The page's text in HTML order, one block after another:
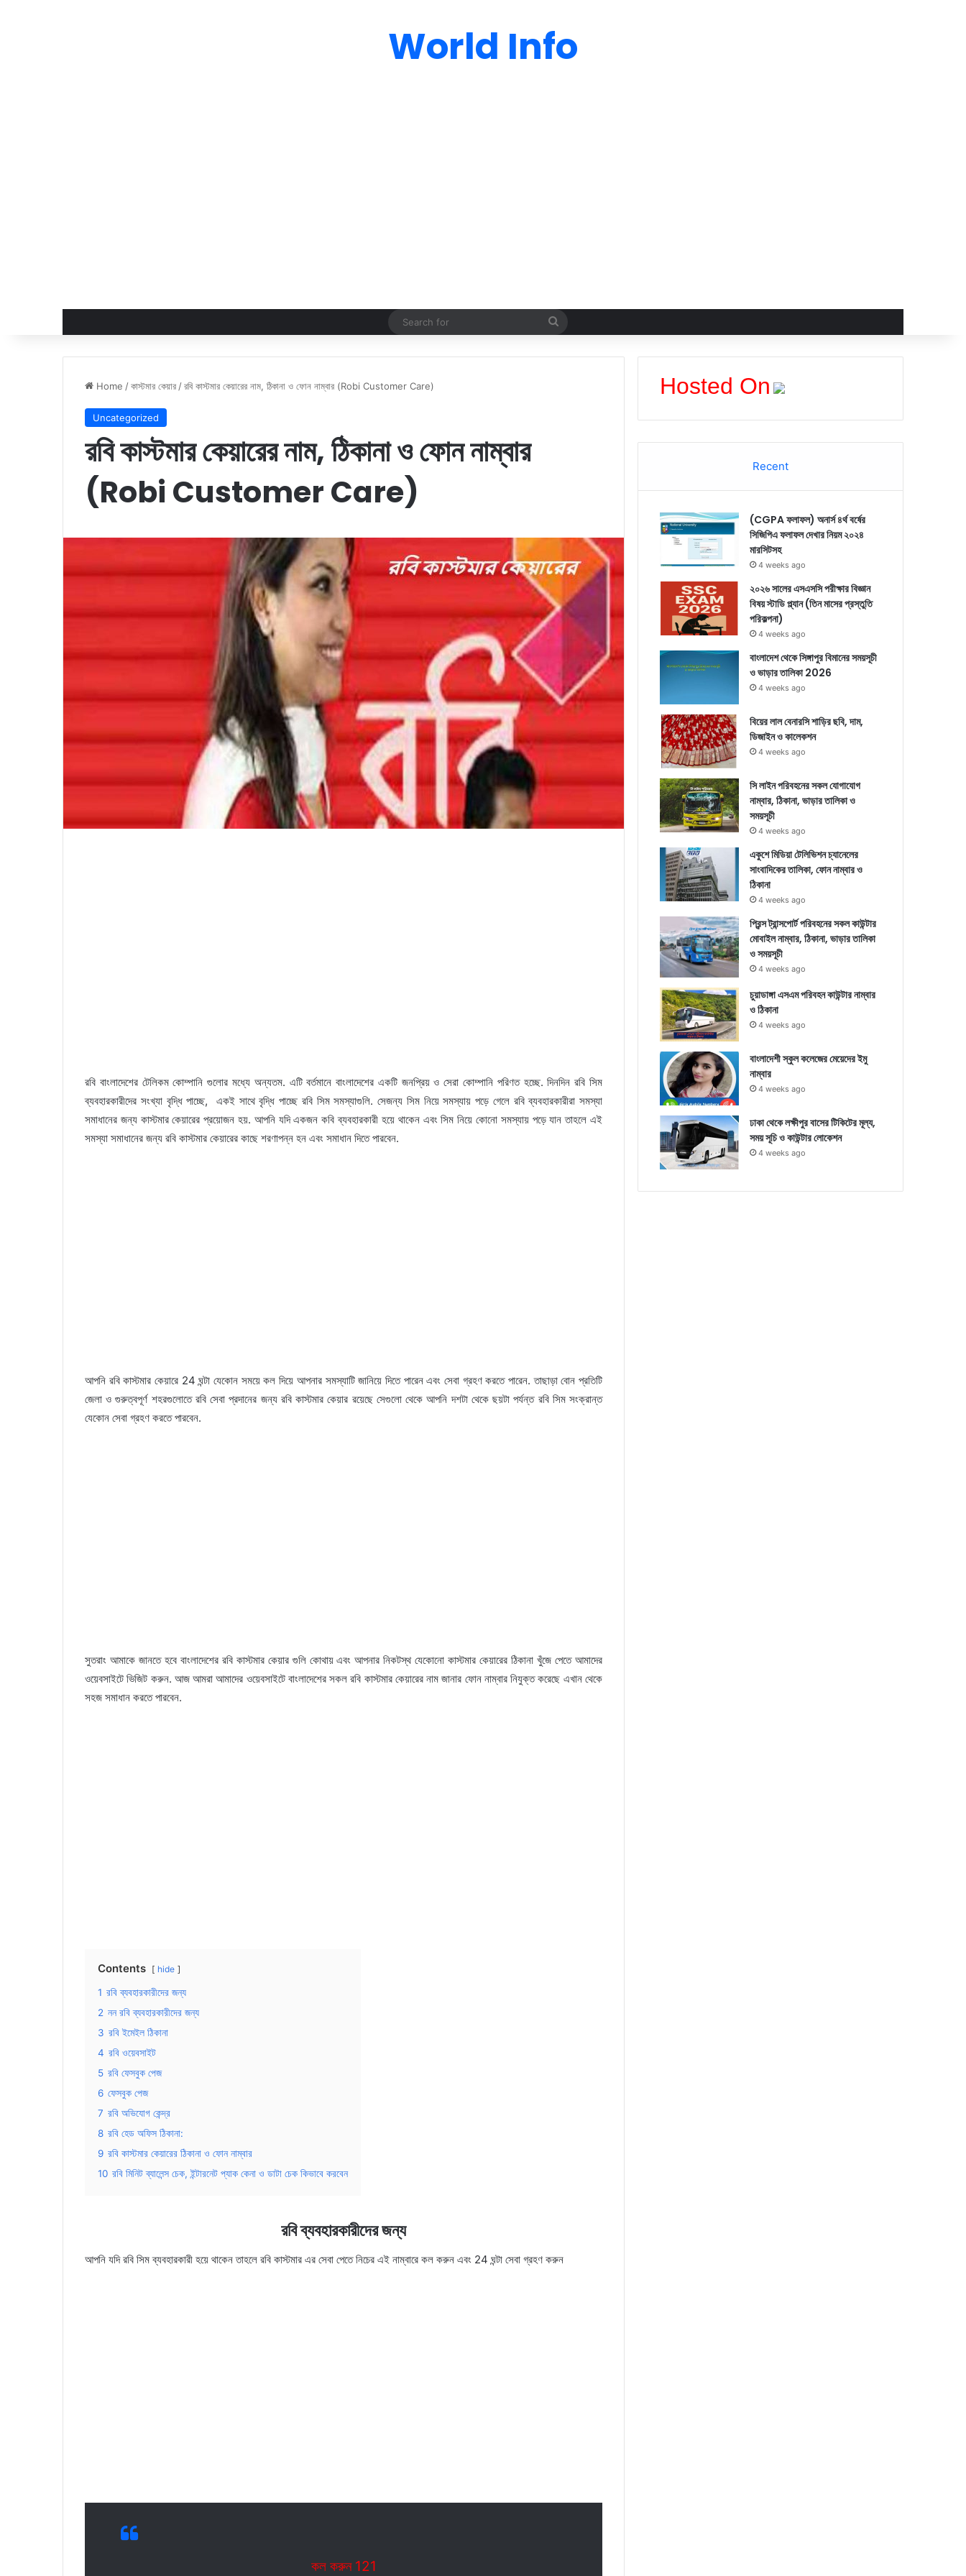
World Info
Search
Home /কাস্টমার কেয়ার /রবি কাস্টমার কেয়ারের নাম, ঠিকানা ও ফোন নাম্বার (Robi Customer Care)
Uncategorized
রবি কাস্টমার কেয়ারের নাম, ঠিকানা ও ফোন নাম্বার
(Robi Customer Care)
রবি বাংলাদেশের টেলিকম কোম্পানি গুলোর মধ্যে অন্যতম. এটি বর্তমানে বাংলাদেশের একটি জনপ্রিয় ও সেরা কোম্পানি পরিণত হচ্ছে. দিনদিন রবি সিম
ব্যবহারকারীদের সংখ্যা বৃদ্ধি পাচ্ছে, একই সাথে বৃদ্ধি পাচ্ছে রবি সিম সমস্যাগুলি. সেজন্য সিম নিয়ে সমস্যায় পড়ে গেলে রবি ব্যবহারকারীরা সমস্যা
সমাধানের জন্য কাস্টমার কেয়ারের প্রয়োজন হয়. আপনি যদি একজন কবি ব্যবহারকারী হয়ে থাকেন এবং সিম নিয়ে কোনো সমস্যায় পড়ে যান তাহলে এই
সমস্যা সমাধানের জন্য রবি কাস্টমার কেয়ারের কাছে শরণাপন্ন হন এবং সমাধান দিতে পারবেন.
আপনি রবি কাস্টমার কেয়ারে 24 ঘন্টা যেকোন সময়ে কল দিয়ে আপনার সমস্যাটি জানিয়ে দিতে পারেন এবং সেবা গ্রহণ করতে পারেন. তাছাড়া বোন প্রতিটি
জেলা ও গুরুত্বপূর্ণ শহরগুলোতে রবি সেবা প্রদানের জন্য রবি কাস্টমার কেয়ার রয়েছে সেগুলো থেকে আপনি দশটা থেকে ছয়টা পর্যন্ত রবি সিম সংক্রান্ত
যেকোন সেবা গ্রহণ করতে পারবেন.
সুতরাং আমাকে জানতে হবে বাংলাদেশের রবি কাস্টমার কেয়ার গুলি কোথায় এবং আপনার নিকটস্থ যেকোনো কাস্টমার কেয়ারের ঠিকানা খুঁজে পেতে আমাদের
ওয়েবসাইটে ভিজিট করুন. আজ আমরা আমাদের ওয়েবসাইটে বাংলাদেশের সকল রবি কাস্টমার কেয়ারের নাম জানার ফোন নাম্বার নিযুক্ত করেছে এখান থেকে
সহজ সমাধান করতে পারবেন.
Contents hide
1 রবি ব্যবহারকারীদের জন্য
2 নন রবি ব্যবহারকারীদের জন্য
3 রবি ইমেইল ঠিকানা
4 রবি ওয়েবসাইট
5 রবি ফেসবুক পেজ
6 ফেসবুক পেজ
7 রবি অভিযোগ কেন্দ্র
8 রবি হেড অফিস ঠিকানা:
9 রবি কাস্টমার কেয়ারের ঠিকানা ও ফোন নাম্বার
10 রবি মিনিট ব্যালেন্স চেক, ইন্টারনেট প্যাক কেনা ও ডাটা চেক কিভাবে করবেন
রবি ব্যবহারকারীদের জন্য
আপনি যদি রবি সিম ব্যবহারকারী হয়ে থাকেন তাহলে রবি কাস্টমার এর সেবা পেতে নিচের এই নাম্বারে কল করুন এবং 24 ঘন্টা সেবা গ্রহণ করুন
কল করুন 121
Hosted On
Recent
(CGPA ফলাফল) অনার্স ৪র্থ বর্ষের
সিজিপিএ ফলাফল দেখার নিয়ম ২০২৪
মারসিটসহ
4 weeks ago
২০২৬ সালের এসএসসি পরীক্ষার বিজ্ঞান
বিষয় স্টাডি প্ল্যান (তিন মাসের প্রস্তুতি
পরিকল্পনা)
4 weeks ago
বাংলাদেশ থেকে সিঙ্গাপুর বিমানের সময়সূচী
ও ভাড়ার তালিকা 2026
4 weeks ago
বিয়ের লাল বেনারসি শাড়ির ছবি, দাম,
ডিজাইন ও কালেকশন
4 weeks ago
সি লাইন পরিবহনের সকল যোগাযোগ
নাম্বার, ঠিকানা, ভাড়ার তালিকা ও
সময়সূচী
4 weeks ago
একুশে মিডিয়া টেলিভিশন চ্যানেলের
সাংবাদিকের তালিকা, ফোন নাম্বার ও
ঠিকানা
4 weeks ago
প্রিন্স ট্রান্সপোর্ট পরিবহনের সকল কাউন্টার
মোবাইল নাম্বার, ঠিকানা, ভাড়ার তালিকা
ও সময়সূচী
4 weeks ago
চুয়াডাঙ্গা এসএম পরিবহন কাউন্টার নাম্বার
ও ঠিকানা
4 weeks ago
বাংলাদেশী স্কুল কলেজের মেয়েদের ইমু
নাম্বার
4 weeks ago
ঢাকা থেকে লক্ষীপুর বাসের টিকিটের মূল্য,
সময় সূচি ও কাউন্টার লোকেশন
4 weeks ago